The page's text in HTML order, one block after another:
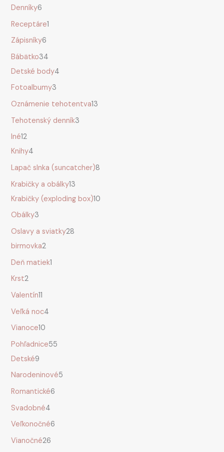
Denníky6
Receptáre1
Zápisníky6
Bábätko34
Detské body4
Fotoalbumy3
Oznámenie tehotentva13
Tehotenský denník3
Iné12
Knihy4
Lapač slnka (suncatcher)8
Krabičky a obálky13
Krabičky (exploding box)10
Obálky3
Oslavy a sviatky28
birmovka2
Deň matiek1
Krst2
Valentín11
Veľká noc4
Vianoce10
Pohľadnice55
Detské9
Narodeninové5
Romantické6
Svadobné4
Veľkonočné6
Vianočné26